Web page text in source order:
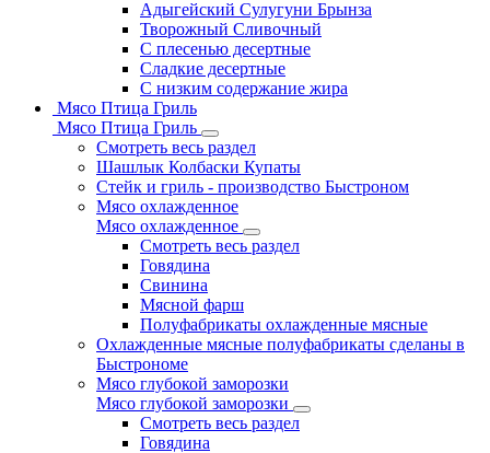
Адыгейский Сулугуни Брынза
Творожный Сливочный
С плесенью десертные
Сладкие десертные
С низким содержание жира
Мясо Птица Гриль
Мясо Птица Гриль
Смотреть весь раздел
Шашлык Колбаски Купаты
Стейк и гриль - производство Быстроном
Мясо охлажденное
Мясо охлажденное
Смотреть весь раздел
Говядина
Свинина
Мясной фарш
Полуфабрикаты охлажденные мясные
Охлажденные мясные полуфабрикаты сделаны в
Быстрономе
Мясо глубокой заморозки
Мясо глубокой заморозки
Смотреть весь раздел
Говядина